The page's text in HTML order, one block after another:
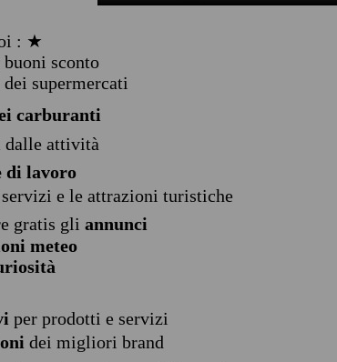
: ★
buoni sconto
dei supermercati
carburanti
dalle attività
di lavoro
e le attrazioni turistiche
gratis gli annunci
meteo
per prodotti e servizi
dei migliori brand